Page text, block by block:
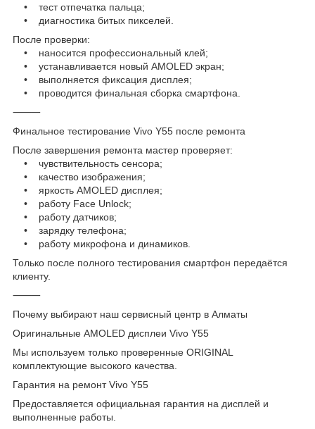
• тест отпечатка пальца;
• диагностика битых пикселей.
После проверки:
• наносится профессиональный клей;
• устанавливается новый AMOLED экран;
• выполняется фиксация дисплея;
• проводится финальная сборка смартфона.
⸻
Финальное тестирование Vivo Y55 после ремонта
После завершения ремонта мастер проверяет:
• чувствительность сенсора;
• качество изображения;
• яркость AMOLED дисплея;
• работу Face Unlock;
• работу датчиков;
• зарядку телефона;
• работу микрофона и динамиков.
Только после полного тестирования смартфон передаётся
клиенту.
⸻
Почему выбирают наш сервисный центр в Алматы
Оригинальные AMOLED дисплеи Vivo Y55
Мы используем только проверенные ORIGINAL
комплектующие высокого качества.
Гарантия на ремонт Vivo Y55
Предоставляется официальная гарантия на дисплей и
выполненные работы.